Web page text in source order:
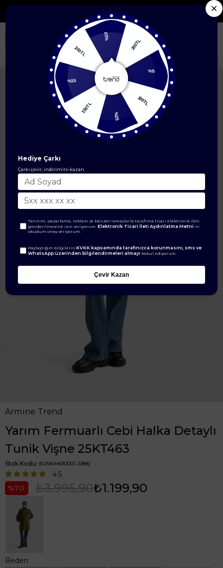
Seçili Yeni Sezon Ürünlerde %50'ye Varan İndirim
ÜST GİYİM Tunik Modelleri Yarım Fermuarlı Cebi Halka
Armine Trend
Yarım Fermuarlı Cebi Halka Detaylı
Tunik Vişne 25KT463
Stok Kodu (K25KA4630001-2388)
4.5
70
₺3.995,90₺1.199,90
Beden
200TL
100TL
150TL
200TL
Hediye Çarkı
Çarkı çevir, indirimini kazan.
Tanıtım, pazarlama, reklam ve benzeri amaçlarla tarafıma ticari elektronik ileti
gönderilmesine izin veriyorum.Elektronik Ticari İleti Aydınlatma Metni 'ni
okudum onay veriyorum.
Paylaştığım bilgilerinKVKK kapsamında tarafınızca korunmasını, sms ve
WhatsApp üzerinden bilgilendirmeleri almayı kabul ediyorum.
Çevir Kazan